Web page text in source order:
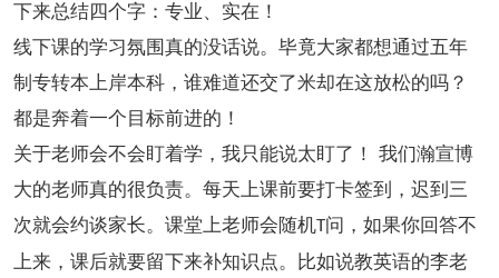
下来总结四个字：专业、实在！
线下课的学习氛围真的没话说。毕竟大家都想通过五年
制专转本上岸本科，谁难道还交了米却在这放松的吗？
都是奔着一个目标前进的！
关于老师会不会盯着学，我只能说太盯了！
我们瀚宣博
大的老师真的很负责。每天上课前要打卡签到，迟到三
次就会约谈家长。课堂上老师会随机T问，如果你回答不
上来，课后就要留下来补知识点。比如说教英语的李老